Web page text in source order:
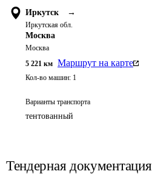
Иркутск →
Иркутская обл.
Москва
Москва
5 221 км Маршрут на карте
Кол-во машин: 1
Варианты транспорта
тентованный
Тендерная документация